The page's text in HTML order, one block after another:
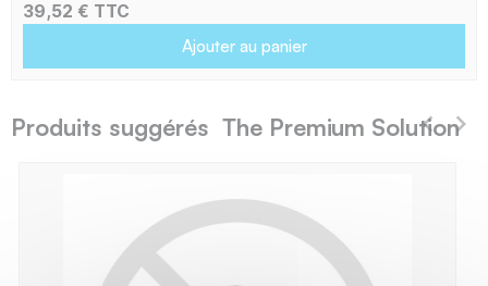
39,52 € TTC
Ajouter au panier
Produits suggérés The Premium Solution